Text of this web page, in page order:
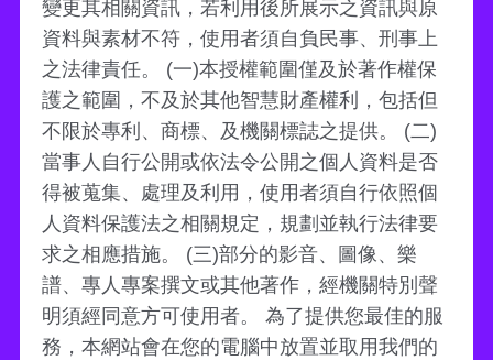
變更其相關資訊，若利用後所展示之資訊與原
資料與素材不符，使用者須自負民事、刑事上
之法律責任。 (一)本授權範圍僅及於著作權保
護之範圍，不及於其他智慧財產權利，包括但
不限於專利、商標、及機關標誌之提供。 (二)
當事人自行公開或依法令公開之個人資料是否
得被蒐集、處理及利用，使用者須自行依照個
人資料保護法之相關規定，規劃並執行法律要
求之相應措施。 (三)部分的影音、圖像、樂
譜、專人專案撰文或其他著作，經機關特別聲
明須經同意方可使用者。 為了提供您最佳的服
務，本網站會在您的電腦中放置並取用我們的